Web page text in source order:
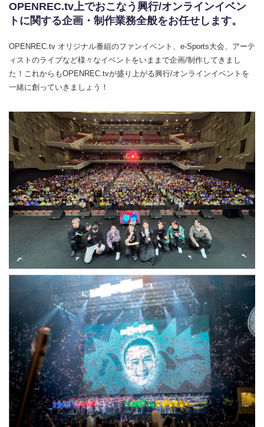
OPENREC.tv上でおこなう興行/オンラインイベン
トに関する企画・制作業務全般をお任せします。
OPENREC.tv オリジナル番組のファンイベント、e-Sports大会、アーテ
ィストのライブなど様々なイベントをいままで企画/制作してきまし
た！これからもOPENREC.tvが盛り上がる興行/オンラインイベントを
一緒に創っていきましょう！